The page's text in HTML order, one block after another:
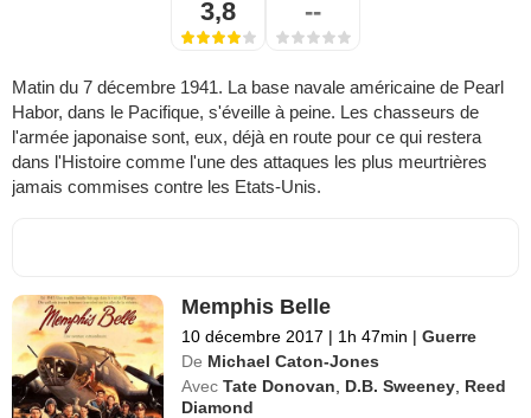
3,8 --
Matin du 7 décembre 1941. La base navale américaine de Pearl
Habor, dans le Pacifique, s'éveille à peine. Les chasseurs de
l'armée japonaise sont, eux, déjà en route pour ce qui restera
dans l'Histoire comme l'une des attaques les plus meurtrières
jamais commises contre les Etats-Unis.
Memphis Belle
10 décembre 2017 | 1h 47min | Guerre
De Michael Caton-Jones
Avec Tate Donovan D.B. Sweeney Reed
Diamond